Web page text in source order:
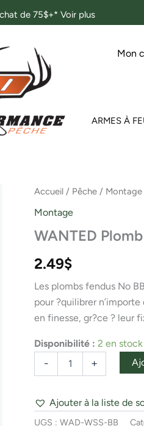
de 75$+* Voir plus
Mon
ARMES À
Accueil / Pêche / Montage
Montage
WANTED
2.49$
Les plombs fendus No
pour ?quilibrer
en finesse, gr?ce ? leur
Disponibilité : 2 en stock
-
quantité
WANTED
fendu
50/pqts
+
Ajouter à la liste de
UGS :WAD-WSS-BB